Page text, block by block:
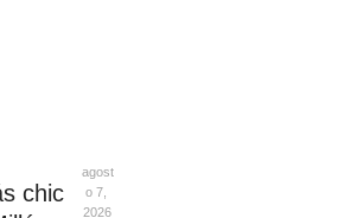
chic
agost
o 7,
2026